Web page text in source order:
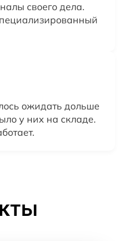
своего дела.
ожидать дольше
у них на складе.